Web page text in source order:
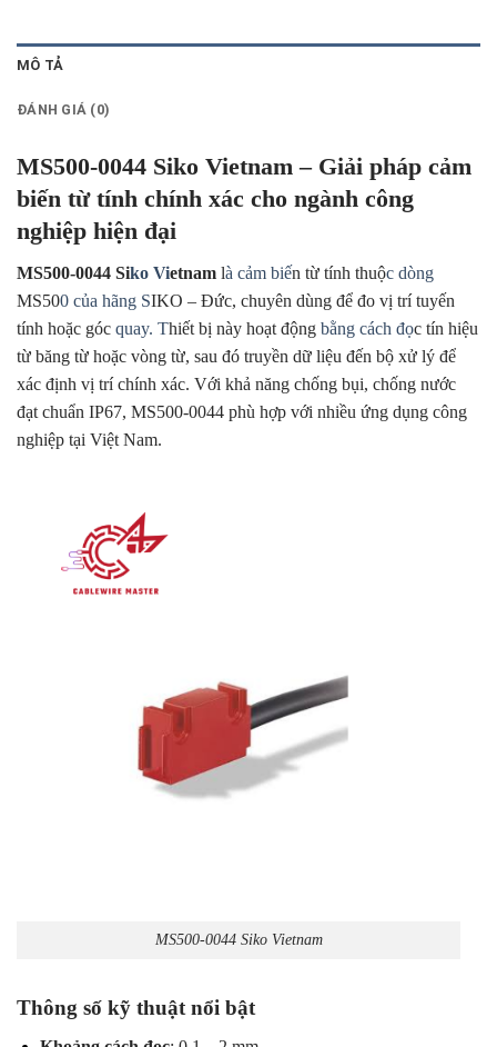
MÔ TẢ
ĐÁNH GIÁ (0)
MS500-0044 Siko Vietnam – Giải pháp cảm
biến từ tính chính xác cho ngành công
nghiệp hiện đại
MS500-0044 Siko Vietnam là cảm biến từ tính thuộc dòng
MS500 của hãng SIKO – Đức, chuyên dùng để đo vị trí tuyến
tính hoặc góc quay. Thiết bị này hoạt động bằng cách đọc tín hiệu
từ băng từ hoặc vòng từ, sau đó truyền dữ liệu đến bộ xử lý để
xác định vị trí chính xác. Với khả năng chống bụi, chống nước
đạt chuẩn IP67, MS500-0044 phù hợp với nhiều ứng dụng công
nghiệp tại Việt Nam.
MS500-0044 Siko Vietnam
Thông số kỹ thuật nổi bật